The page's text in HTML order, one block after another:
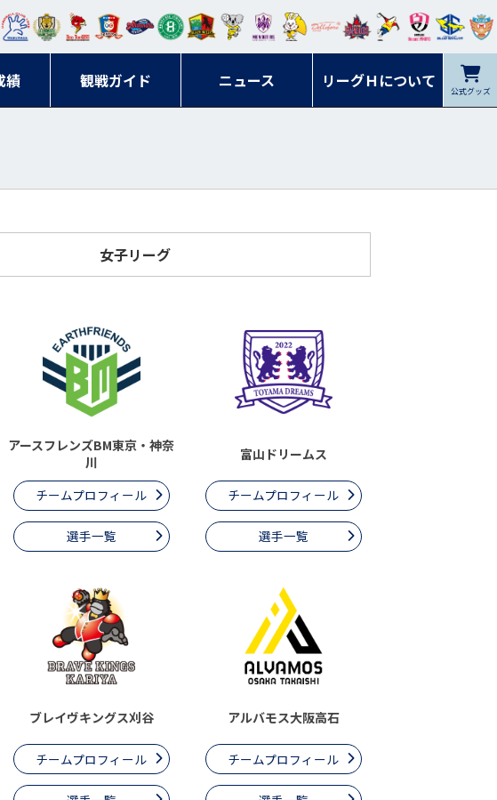
績 観戦ガイド ニュース リーグＨについて 公式グッズ
エゾハン
ンウ
ルヴ
ス福
ルネ コラ
ンマ
ーレ
ービ
ー石
ック 名古
オレ
ット
ツ
フォ
ーレ
岡山
イプ
ルレ
ッズ
シラ トピ
ンデ
ィー
クヤ
鹿児
島
女子リーグ
アースフレンズBM東京・神奈
川
チームプロフィール
選手一覧
富山ドリームス
チームプロフィール
選手一覧
ブレイヴキングス刈谷
チームプロフィール
アルバモス大阪高石
チームプロフィール